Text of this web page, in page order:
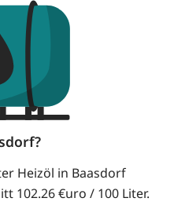
Heizöl in Baasdorf
102.26 €uro / 100 Liter.